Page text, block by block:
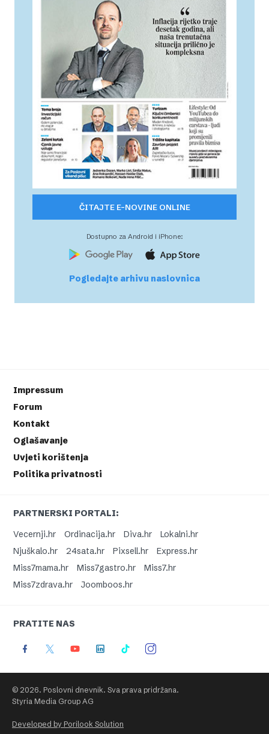
ČITAJTE E-NOVINE ONLINE
Dostupno za Android i iPhone:
Pogledajte arhivu naslovnica
Impressum
Forum
Kontakt
Oglašavanje
Uvjeti korištenja
Politika privatnosti
PARTNERSKI PORTALI:
Vecernji.hr
Ordinacija.hr Diva.hr
Lokalni.hr
Njuškalo.hr
24sata.hr Pixsell.hr
Express.hr
Miss7mama.hr
Miss7gastro.hr
Miss7.hr
Miss7zdrava.hr
Joomboos.hr
PRATITE NAS
© 2026. Poslovni dnevnik. Sva prava pridržana.
Styria Media Group AG
Developed by Porilook Solution